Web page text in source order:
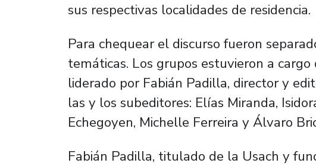
sus respectivas localidades de residencia.
Para chequear el discurso fueron
temáticas. Los grupos estuvieron a
liderado por Fabián Padilla, director y
las y los subeditores: Elías Miranda,
Echegoyen, Michelle Ferreira y Álvaro
Fabián Padilla, titulado de la Usach y